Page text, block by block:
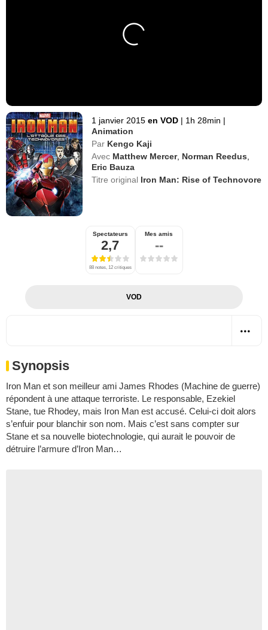
1 janvier 2015 en VOD | 1h 28min |
Animation
Par Kengo Kaji
Avec Matthew Mercer, Norman Reedus
Eric Bauza
Titre original Iron Man: Rise of Technovore
Spectateurs
2,7
88 notes, 12 critiques
Mes amis
--
VOD
Synopsis
Iron Man et son meilleur ami James Rhodes (Machine de guerre)
répondent à une attaque terroriste. Le responsable, Ezekiel
Stane, tue Rhodey, mais Iron Man est accusé. Celui-ci doit alors
s’enfuir pour blanchir son nom. Mais c’est sans compter sur
Stane et sa nouvelle biotechnologie, qui aurait le pouvoir de
détruire l’armure d’Iron Man…